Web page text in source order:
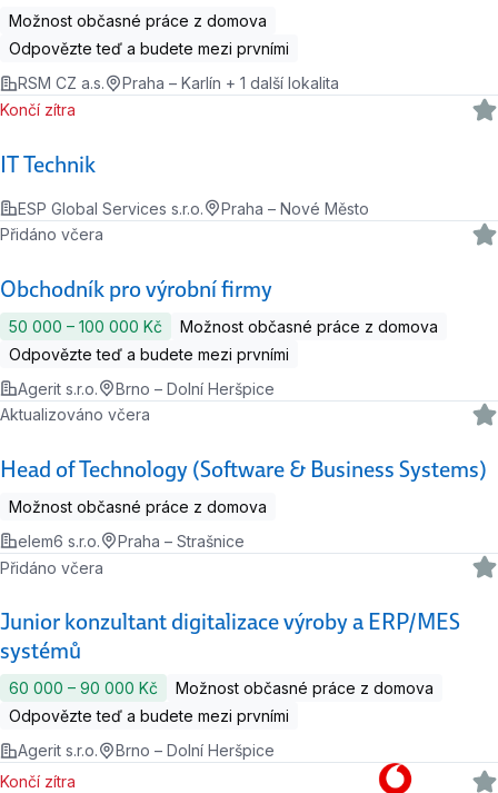
Možnost občasné práce z domova
Odpovězte teď a budete mezi prvními
RSM CZ a.s.
Praha – Karlín + 1 další lokalita
IT Technik
Končí zítra
ESP Global Services s.r.o. Praha – Nové Město
Obchodník pro výrobní firmy
Přidáno včera
50 000 ‍–‍ 100 000 Kč
Možnost občasné práce z domova
Odpovězte teď a budete mezi prvními
Agerit s.r.o.
Brno – Dolní Heršpice
Head of Technology (Software & Business Systems)
Aktualizováno včera
Možnost občasné práce z domova
elem6 s.r.o.
Praha – Strašnice
Junior konzultant digitalizace výroby a ERP/MES
systémů
Přidáno včera
60 000 ‍–‍ 90 000 Kč
Možnost občasné práce z domova
Odpovězte teď a budete mezi prvními
Agerit s.r.o.
Brno – Dolní Heršpice
Končí zítra